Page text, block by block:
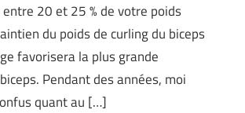
20 et 25 % de votre poids
du poids de curling du biceps
favorisera la plus grande
Pendant des années, moi
quant au […]